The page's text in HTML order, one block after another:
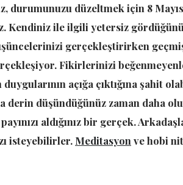
durumunuzu düzeltmek için 8
Kendiniz ile ilgili yetersiz
gerçekleştirirken
Fikirlerinizi
açığa çıktığına şahit
derin düşündüğünüz zaman daha
aldığınız bir gerçek.
isteyebilirler. Meditasyon ve hobi